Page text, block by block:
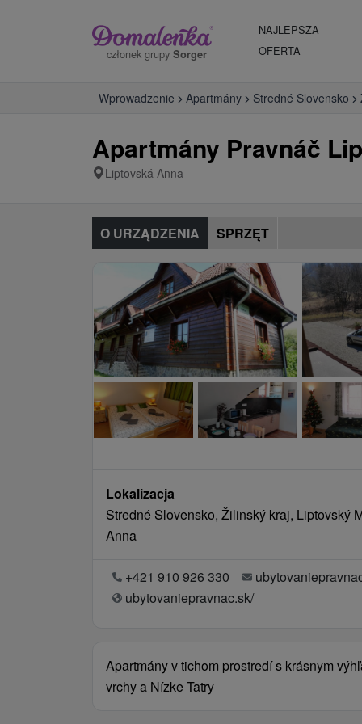
członek grupy Sorger
NAJLEPSZA
OFERTA
Wprowadzenie Apartmány Stredné Slovensko
Apartmány Pravnáč
Liptovská Anna
O URZĄDZENIA SPRZĘT
Lokalizacja
Stredné Slovensko, Žilinský kraj, Liptovský
Anna
+421 910 926 330
ubytovaniepravnac.sk/
Apartmány v tichom prostredí s krásnym
vrchy a Nízke Tatry